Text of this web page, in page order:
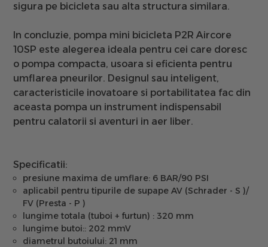
sigura pe bicicleta sau alta structura similara.
In concluzie, pompa mini bicicleta P2R Aircore
10SP este alegerea ideala pentru cei care doresc
o pompa compacta, usoara si eficienta pentru
umflarea pneurilor. Designul sau inteligent,
caracteristicile inovatoare si portabilitatea fac din
aceasta pompa un instrument indispensabil
pentru calatorii si aventuri in aer liber.
Specificatii:
presiune maxima de umflare: 6 BAR/90 PSI
aplicabil pentru tipurile de supape AV (Schrader - S )/
FV (Presta - P )
lungime totala (tuboi + furtun) : 320 mm
lungime butoi:: 202 mmV
diametrul butoiului: 21 mm